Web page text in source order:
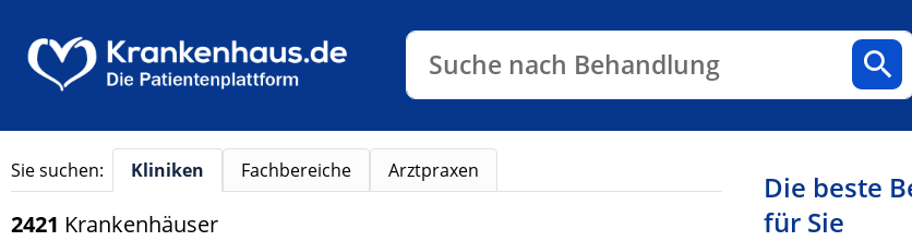
Suche nach Behandlung
Sie suchen: Kliniken Fachbereiche Arztpraxen
2421 Krankenhäuser
Die beste
für Sie